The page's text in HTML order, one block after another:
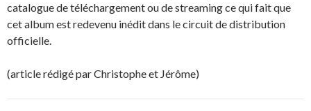
catalogue de téléchargement ou de streaming ce qui fait que
cet album est redevenu inédit dans le circuit de distribution
officielle.
(article rédigé par Christophe et Jérôme)